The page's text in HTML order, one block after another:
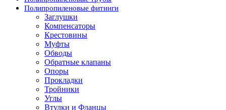
Полипропиленовые фитинги
Заглушки
Компенсаторы
Крестовины
Муфты
Обводы
Обратные клапаны
Опоры
Прокладки
Тройники
Углы
Втулки и Фланцы